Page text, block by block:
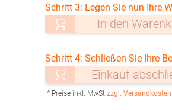
Schritt 3: Legen Sie nun Ihre
In den
Schritt 4: Schließen Sie Ihre
Einkauf
* Preise inkl. MwSt.zzgl. Versandkosten